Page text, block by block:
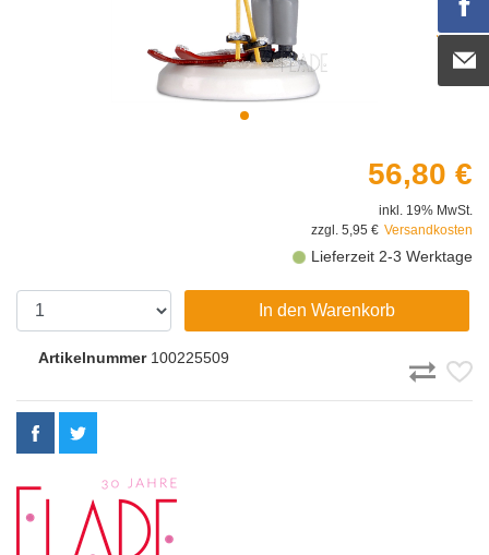
56,80 €
inkl. 19% MwSt.
zzgl. 5,95 € Versandkosten
Lieferzeit 2-3 Werktage
In den Warenkorb
Artikelnummer100225509